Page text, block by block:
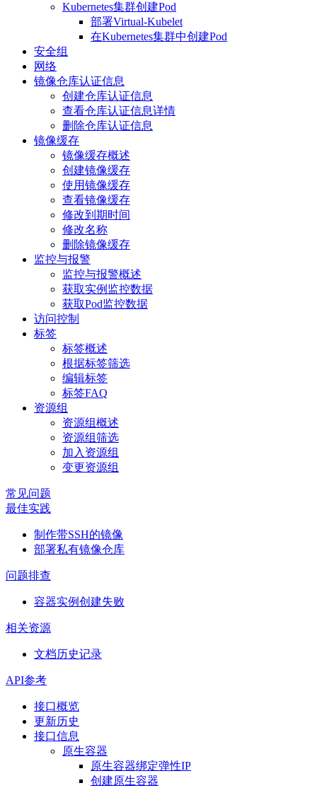
Kubernetes集群创建Pod
部署Virtual-Kubelet
在Kubernetes集群中创建Pod
安全组
网络
镜像仓库认证信息
创建仓库认证信息
查看仓库认证信息详情
删除仓库认证信息
镜像缓存
镜像缓存概述
创建镜像缓存
使用镜像缓存
查看镜像缓存
修改到期时间
修改名称
删除镜像缓存
监控与报警
监控与报警概述
获取实例监控数据
获取Pod监控数据
访问控制
标签
标签概述
根据标签筛选
编辑标签
标签FAQ
资源组
资源组概述
资源组筛选
加入资源组
变更资源组
常见问题
最佳实践
制作带SSH的镜像
部署私有镜像仓库
问题排查
容器实例创建失败
相关资源
文档历史记录
API参考
接口概览
更新历史
接口信息
原生容器
原生容器绑定弹性IP
创建原生容器